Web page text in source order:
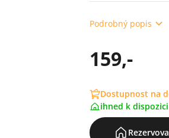
Podrobný popis
159,-
Dostupnost na
ihned k dispozici